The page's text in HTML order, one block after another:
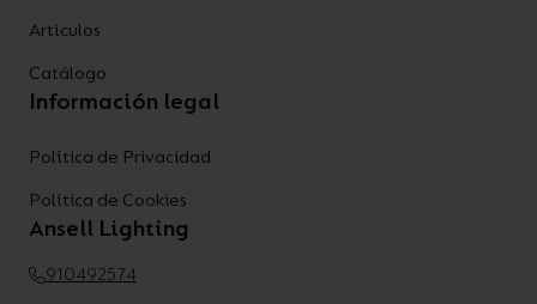
Artículos
Catálogo
Información legal
Política de Privacidad
Política de Cookies
Ansell Lighting
910492574